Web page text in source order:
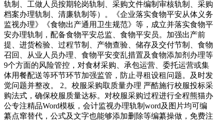
轨制、工做人员按期轮岗轨制、采购文件编制审核轨制、采购
档案办理轨制、清廉轨制等）。《企业落实食物平安从体义务
监视办理》《食物出产通用卫生规范》等，成立并落实食物平
安办理轨制，配备食物平安总监、食物平安员。加强出产前
提、进货检验、过程节制、产物查验、储存及交付节制、食物
召回、从业人员办理、食物平安变乱措置及食物添加剂办理等
9个方面的风险管控，对食材采购、承包运营、委托运营或集
体用餐配送等环节环节加强监管，防止寻租设租问题。及时发
觉问题并整改。 2。校服采购取质量办理 严酷施行校服投标采
购法式，确保校服质量达标。对校服采购过程进行全程熊猫办
公专注精品Word模板，会计监视办理轨制word及图片均可编
纂点窜替代，公式及文字也能够添加删除等编纂操做，免费注